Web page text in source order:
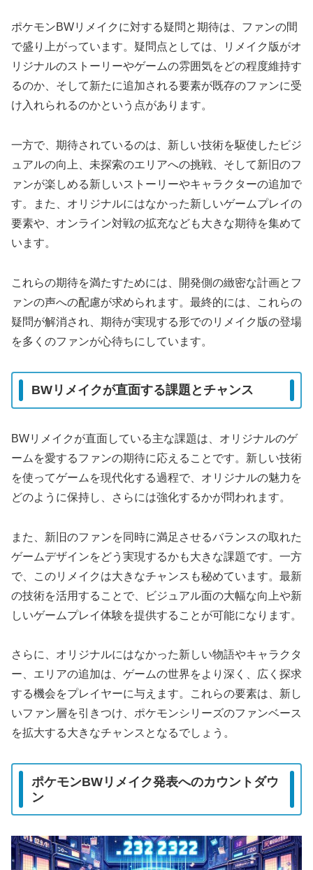
ポケモンBWリメイクに対する疑問と期待は、ファンの間
で盛り上がっています。疑問点としては、リメイク版がオ
リジナルのストーリーやゲームの雰囲気をどの程度維持す
るのか、そして新たに追加される要素が既存のファンに受
け入れられるのかという点があります。
一方で、期待されているのは、新しい技術を駆使したビジ
ュアルの向上、未探索のエリアへの挑戦、そして新旧のフ
ァンが楽しめる新しいストーリーやキャラクターの追加で
す。また、オリジナルにはなかった新しいゲームプレイの
要素や、オンライン対戦の拡充なども大きな期待を集めて
います。
これらの期待を満たすためには、開発側の緻密な計画とフ
ァンの声への配慮が求められます。最終的には、これらの
疑問が解消され、期待が実現する形でのリメイク版の登場
を多くのファンが心待ちにしています。
BWリメイクが直面する課題とチャンス
BWリメイクが直面している主な課題は、オリジナルのゲ
ームを愛するファンの期待に応えることです。新しい技術
を使ってゲームを現代化する過程で、オリジナルの魅力を
どのように保持し、さらには強化するかが問われます。
また、新旧のファンを同時に満足させるバランスの取れた
ゲームデザインをどう実現するかも大きな課題です。一方
で、このリメイクは大きなチャンスも秘めています。最新
の技術を活用することで、ビジュアル面の大幅な向上や新
しいゲームプレイ体験を提供することが可能になります。
さらに、オリジナルにはなかった新しい物語やキャラクタ
ー、エリアの追加は、ゲームの世界をより深く、広く探求
する機会をプレイヤーに与えます。これらの要素は、新し
いファン層を引きつけ、ポケモンシリーズのファンベース
を拡大する大きなチャンスとなるでしょう。
ポケモンBWリメイク発表へのカウントダウ
ン